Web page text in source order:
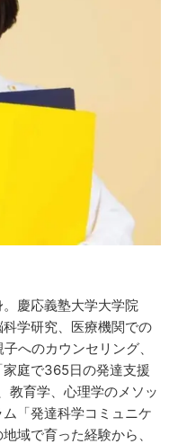
慶応義塾大学大学院
科学研究、医療機関での
へのカウンセリング、
庭で365日の発達支援
教育学、心理学のメソッ
「発達科学コミュニケ
域で育った経験から、